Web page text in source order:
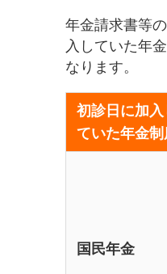
年金請求書等
入していた年
なります。
初診日に加入
ていた年金制
国民年金